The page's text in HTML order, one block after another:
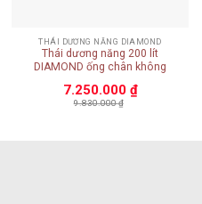
THÁI DƯƠNG NĂNG DIAMOND
Thái dương năng 200 lít
DIAMOND ống chân không
7.250.000 ₫
9.830.000₫